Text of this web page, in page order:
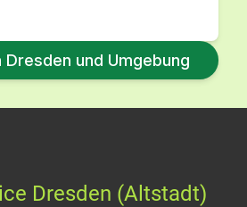
Dresden und Umgebung
Dresden (Altstadt)